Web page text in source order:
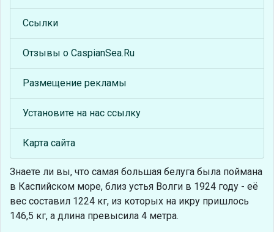
Ссылки
Отзывы о CaspianSea.Ru
Размещение рекламы
Установите на нас ссылку
Карта сайта
Знаете ли вы, что самая большая белуга была поймана
в Каспийском море, близ устья Волги в 1924 году - её
вес составил 1224 кг, из которых на икру пришлось
146,5 кг, а длина превысила 4 метра.